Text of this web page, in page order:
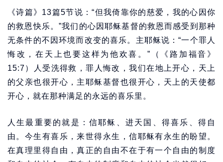
《诗篇》13篇5节说：“但我倚靠你的慈爱，我的心因你
的救恩快乐。”我们的心因耶稣基督的救恩而感受到那种
无条件的不因环境而改变的喜乐。主耶稣说：“一个罪人
悔改，在天上也要这样为他欢喜。”（《路加福音》
15:7）人受洗得救，罪人悔改，我们在地上开心，天上
的父亲也很开心，主耶稣基督也很开心，天上的天使都
开心，就在那种满足的永远的喜乐里。
人生最重要的就是：信耶稣、进天国、得喜乐、得自
由。今生有喜乐，来世得永生，信耶稣有永生的盼望。
在真理里得自由，真正的自由不在于有一个自由的制度